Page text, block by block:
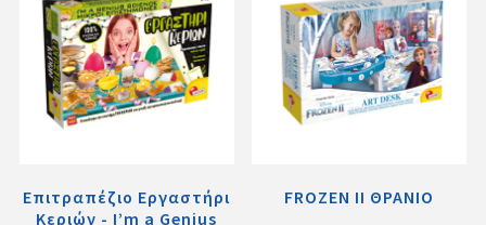
Επιτραπέζιο Εργαστήρι
Κεριών - I’m a Genius
FROZEN ΙΙ ΘΡΑΝΙΟ